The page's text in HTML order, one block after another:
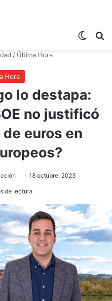
/ Última Hora
Hora
lo destapa:
no justificó
euros en
18 octubre, 2023
de lectura